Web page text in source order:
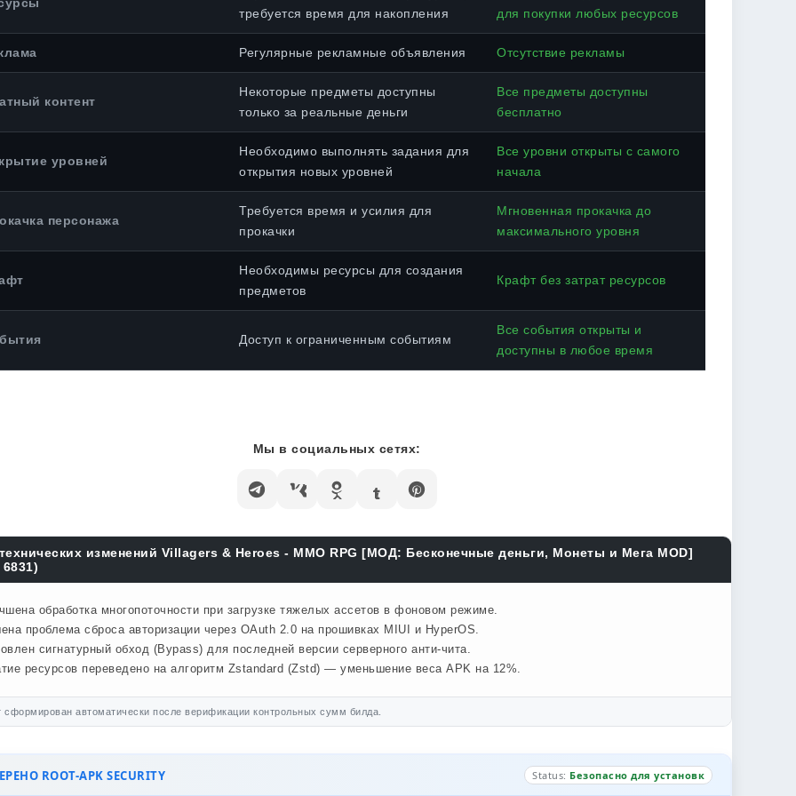
требуется время для накопления
для покупки любых ресурсов
Регулярные рекламные объявления Отсутствие рекламы
контент
Некоторые предметы доступны
только за реальные деньги
Все предметы доступны
бесплатно
уровней
Необходимо выполнять задания для
открытия новых уровней
Все уровни открыты с самого
начала
персонажа
Требуется время и усилия для
прокачки
Мгновенная прокачка до
максимального уровня
Необходимы ресурсы для создания
предметов
Крафт без затрат ресурсов
Доступ к ограниченным событиям
Все события открыты и
доступны в любое время
Мы в социальных сетях:
изменений Villagers & Heroes - MMO RPG [МОД: Бесконечные деньги, Монеты и Мега MOD]
обработка многопоточности при загрузке тяжелых ассетов в фоновом режиме.
проблема сброса авторизации через OAuth 2.0 на прошивках MIUI и HyperOS.
сигнатурный обход (Bypass) для последней версии серверного анти-чита.
ресурсов переведено на алгоритм Zstandard (Zstd) — уменьшение веса APK на 12%.
сформирован автоматически после верификации контрольных сумм билда.
ROOT-APK SECURITY Status: Безопасно для установк